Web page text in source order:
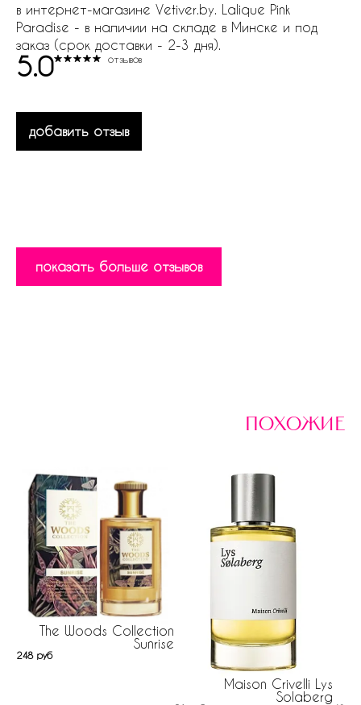
в интернет-магазине Vetiver.by. Lalique Pink
Paradise - в наличии на складе в Минске и под
заказ (срок доставки - 2-3 дня).
5.0 отзывов
добавить отзыв
показать больше отзывов
похожие
The Woods Collection
Sunrise
248 руб
Maison Crivelli Lys
Solaberg